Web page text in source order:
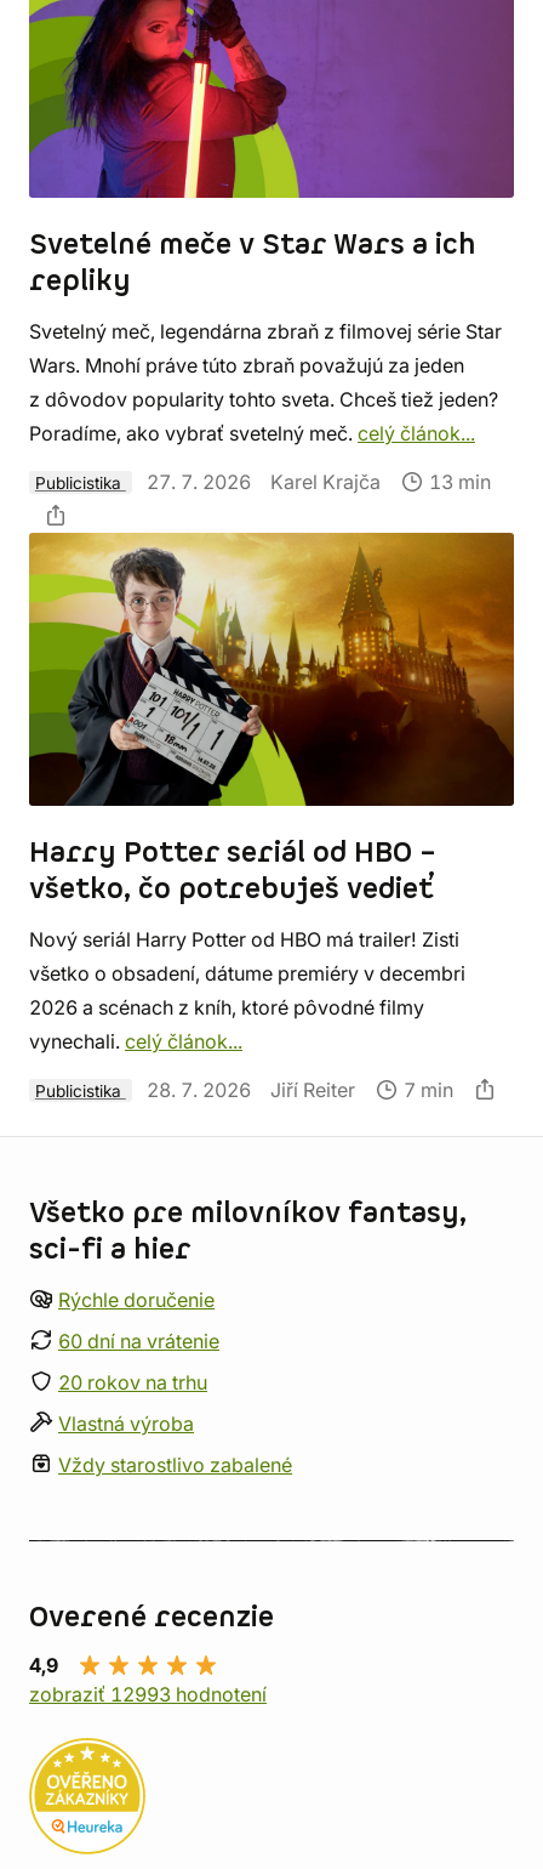
Svetelné meče v Star Wars a ich
repliky
Svetelný meč, legendárna zbraň z filmovej série Star
Wars. Mnohí práve túto zbraň považujú za jeden
z dôvodov popularity tohto sveta. Chceš tiež jeden?
Poradíme, ako vybrať svetelný meč. celý článok...
Publicistika 27. 7. 2026 Karel Krajča 13 min
Harry Potter seriál od HBO –
všetko, čo potrebuješ vedieť
Nový seriál Harry Potter od HBO má trailer! Zisti
všetko o obsadení, dátume premiéry v decembri
2026 a scénach z kníh, ktoré pôvodné filmy
vynechali. celý článok...
Publicistika 28. 7. 2026 Jiří Reiter 7 min
Všetko pre milovníkov fantasy,
sci-fi a hier
Rýchle doručenie
60 dní na vrátenie
20 rokov na trhu
Vlastná výroba
Vždy starostlivo zabalené
Overené recenzie
4,9
zobraziť 12993 hodnotení